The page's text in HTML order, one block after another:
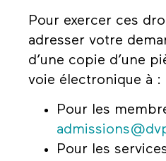
Pour exercer ces
adresser votre
d’une copie d’une
voie électronique à :
Pour les
Pour les